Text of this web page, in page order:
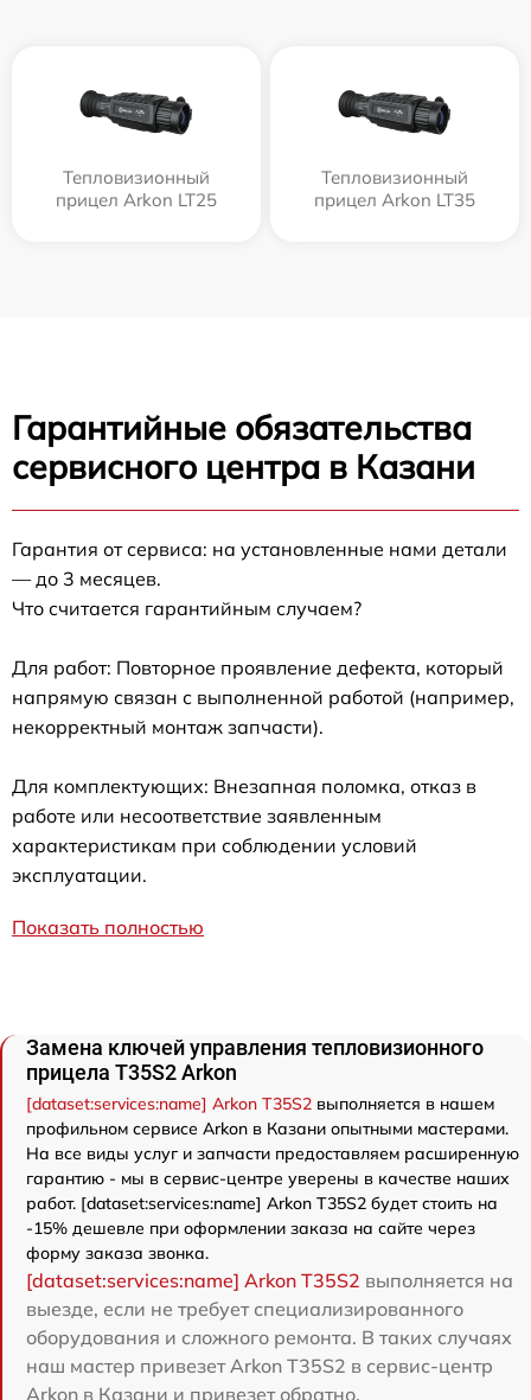
Тепловизионный
прицел Arkon LT25
Тепловизионный
прицел Arkon LT35
Гарантийные обязательства
сервисного центра в Казани
Гарантия от сервиса: на установленные нами детали
— до 3 месяцев.
Что считается гарантийным случаем?
Для работ: Повторное проявление дефекта, который
напрямую связан с выполненной работой (например,
некорректный монтаж запчасти).
Для комплектующих: Внезапная поломка, отказ в
работе или несоответствие заявленным
характеристикам при соблюдении условий
эксплуатации.
Показать полностью
Замена ключей управления тепловизионного
прицела T35S2 Arkon
[dataset:services:name] Arkon T35S2 выполняется в нашем
профильном сервисе Arkon в Казани опытными мастерами.
На все виды услуг и запчасти предоставляем расширенную
гарантию - мы в сервис-центре уверены в качестве наших
работ. [dataset:services:name] Arkon T35S2 будет стоить на
-15% дешевле при оформлении заказа на сайте через
форму заказа звонка.
[dataset:services:name] Arkon T35S2 выполняется на
выезде, если не требует специализированного
оборудования и сложного ремонта. В таких случаях
наш мастер привезет Arkon T35S2 в сервис-центр
Arkon в Казани и привезет обратно.